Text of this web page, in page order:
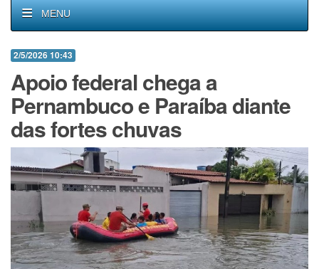
MENU
2/5/2026 10:43
Apoio federal chega a
Pernambuco e Paraíba diante
das fortes chuvas